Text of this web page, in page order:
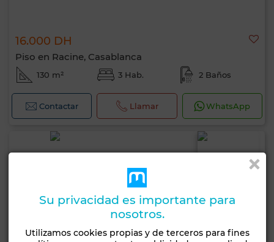
16.000 DH
Piso en Racine, Casablanca
130 m² 3 Hab. 2 Baños
Contactar Llamar WhatsApp
Su privacidad es importante para
nosotros.
Utilizamos cookies propias y de terceros para fines